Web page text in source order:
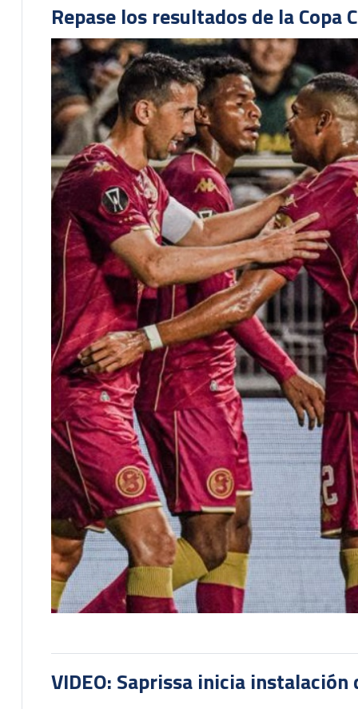
Repase los resultados de la Copa
VIDEO: Saprissa inicia